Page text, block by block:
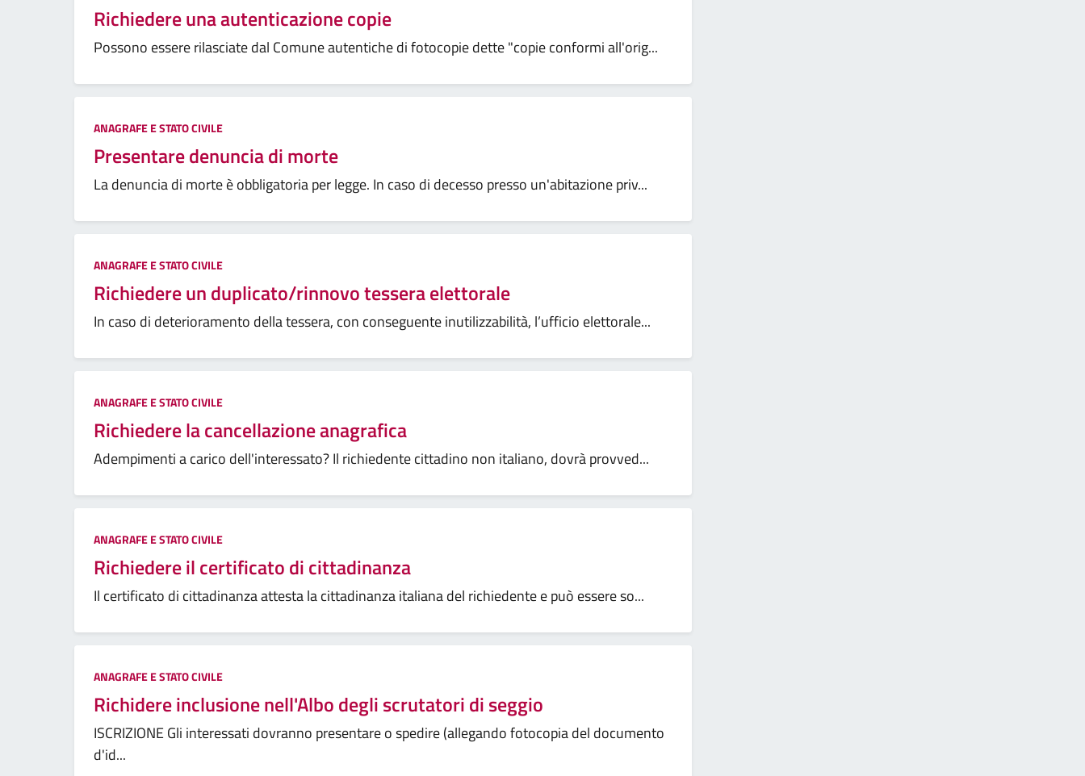
Richiedere una autenticazione copie
Possono essere rilasciate dal Comune autentiche di fotocopie dette "copie conformi all'orig...
ANAGRAFE E STATO CIVILE
Presentare denuncia di morte
La denuncia di morte è obbligatoria per legge. In caso di decesso presso un'abitazione priv...
ANAGRAFE E STATO CIVILE
Richiedere un duplicato/rinnovo tessera elettorale
In caso di deterioramento della tessera, con conseguente inutilizzabilità, l’ufficio elettorale...
ANAGRAFE E STATO CIVILE
Richiedere la cancellazione anagrafica
Adempimenti a carico dell'interessato? Il richiedente cittadino non italiano, dovrà provved...
ANAGRAFE E STATO CIVILE
Richiedere il certificato di cittadinanza
Il certificato di cittadinanza attesta la cittadinanza italiana del richiedente e può essere so...
ANAGRAFE E STATO CIVILE
Richidere inclusione nell'Albo degli scrutatori di seggio
ISCRIZIONE Gli interessati dovranno presentare o spedire (allegando fotocopia del documento
d'id...